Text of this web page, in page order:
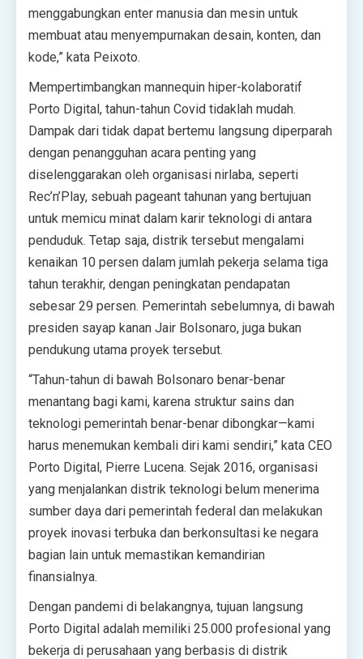
menggabungkan enter manusia dan mesin untuk
membuat atau menyempurnakan desain, konten, dan
kode,” kata Peixoto.
Mempertimbangkan mannequin hiper-kolaboratif
Porto Digital, tahun-tahun Covid tidaklah mudah.
Dampak dari tidak dapat bertemu langsung diperparah
dengan penangguhan acara penting yang
diselenggarakan oleh organisasi nirlaba, seperti
Rec’n’Play, sebuah pageant tahunan yang bertujuan
untuk memicu minat dalam karir teknologi di antara
penduduk. Tetap saja, distrik tersebut mengalami
kenaikan 10 persen dalam jumlah pekerja selama tiga
tahun terakhir, dengan peningkatan pendapatan
sebesar 29 persen. Pemerintah sebelumnya, di bawah
presiden sayap kanan Jair Bolsonaro, juga bukan
pendukung utama proyek tersebut.
“Tahun-tahun di bawah Bolsonaro benar-benar
menantang bagi kami, karena struktur sains dan
teknologi pemerintah benar-benar dibongkar—kami
harus menemukan kembali diri kami sendiri,” kata CEO
Porto Digital, Pierre Lucena. Sejak 2016, organisasi
yang menjalankan distrik teknologi belum menerima
sumber daya dari pemerintah federal dan melakukan
proyek inovasi terbuka dan berkonsultasi ke negara
bagian lain untuk memastikan kemandirian
finansialnya.
Dengan pandemi di belakangnya, tujuan langsung
Porto Digital adalah memiliki 25.000 profesional yang
bekerja di perusahaan yang berbasis di distrik